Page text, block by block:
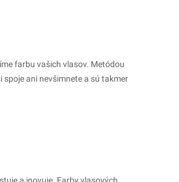
farbu vašich vlasov. Metódou
spoje ani nevšimnete a sú takmer